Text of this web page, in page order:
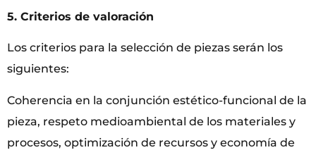
5. Criterios de valoración
Los criterios para la selección de piezas serán los
siguientes:
Coherencia en la conjunción estético-funcional de la
pieza, respeto medioambiental de los materiales y
procesos, optimización de recursos y economía de